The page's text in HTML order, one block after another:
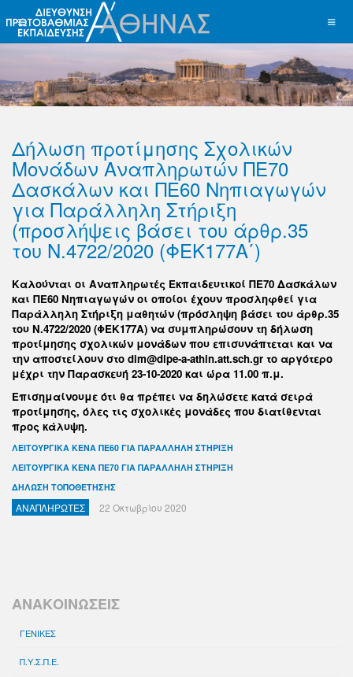
Δήλωση προτίμησης Σχολικών
Μονάδων Αναπληρωτών ΠΕ70
Δασκάλων και ΠΕ60 Νηπιαγωγών
για Παράλληλη Στήριξη
(προσλήψεις βάσει του άρθρ.35
του Ν.4722/2020 (ΦΕΚ177Α΄)
Καλούνται οι Αναπληρωτές Εκπαιδευτικοί ΠΕ70 Δασκάλων
και ΠΕ60 Νηπιαγωγών οι οποίοι έχουν προσληφθεί για
Παράλληλη Στήριξη μαθητών (πρόσληψη βάσει του άρθρ.35
του Ν.4722/2020 (ΦΕΚ177Α) να συμπληρώσουν τη δήλωση
προτίμησης σχολικών μονάδων που επισυνάπτεται και να
την αποστείλουν στο dim@dipe-a-athin.att.sch.gr το αργότερο
μέχρι την Παρασκευή 23-10-2020 και ώρα 11.00 π.μ.
Επισημαίνουμε ότι θα πρέπει να δηλώσετε κατά σειρά
προτίμησης, όλες τις σχολικές μονάδες που διατίθενται
προς κάλυψη.
ΛΕΙΤΟΥΡΓΙΚΑ ΚΕΝΑ ΠΕ60 ΓΙΑ ΠΑΡΑΛΛΗΛΗ ΣΤΗΡΙΞΗ
ΛΕΙΤΟΥΡΓΙΚΑ ΚΕΝΑ ΠΕ70 ΓΙΑ ΠΑΡΑΛΛΗΛΗ ΣΤΗΡΙΞΗ
ΔΗΛΩΣΗ ΤΟΠΟΘΕΤΗΣΗΣ
ΑΝΑΠΛΗΡΩΤΕΣ 22 Οκτωβρίου 2020
ΑΝΑΚΟΙΝΩΣΕΙΣ
ΓΕΝΙΚΕΣ
Π.Υ.Σ.Π.Ε.